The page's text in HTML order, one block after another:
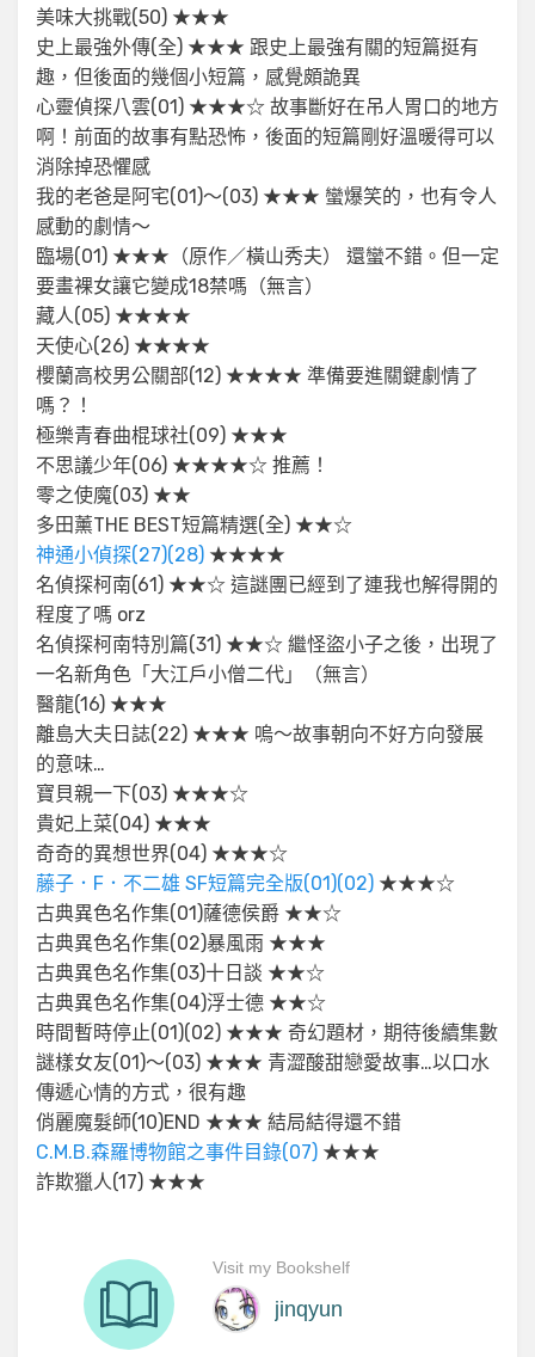
美味大挑戰(50) ★★★
史上最強外傳(全) ★★★ 跟史上最強有關的短篇挺有
趣，但後面的幾個小短篇，感覺頗詭異
心靈偵探八雲(01) ★★★☆ 故事斷好在吊人胃口的地方
啊！前面的故事有點恐怖，後面的短篇剛好溫暖得可以
消除掉恐懼感
我的老爸是阿宅(01)～(03) ★★★ 蠻爆笑的，也有令人
感動的劇情～
臨場(01) ★★★（原作／橫山秀夫） 還蠻不錯。但一定
要畫裸女讓它變成18禁嗎（無言）
藏人(05) ★★★★
天使心(26) ★★★★
櫻蘭高校男公關部(12) ★★★★ 準備要進關鍵劇情了
嗎？！
極樂青春曲棍球社(09) ★★★
不思議少年(06) ★★★★☆ 推薦！
零之使魔(03) ★★
多田薰THE BEST短篇精選(全) ★★☆
神通小偵探(27)(28) ★★★★
名偵探柯南(61) ★★☆ 這謎團已經到了連我也解得開的
程度了嗎 orz
名偵探柯南特別篇(31) ★★☆ 繼怪盜小子之後，出現了
一名新角色「大江戶小僧二代」（無言）
醫龍(16) ★★★
離島大夫日誌(22) ★★★ 嗚～故事朝向不好方向發展
的意味…
寶貝親一下(03) ★★★☆
貴妃上菜(04) ★★★
奇奇的異想世界(04) ★★★☆
藤子．F．不二雄 SF短篇完全版(01)(02) ★★★☆
古典異色名作集(01)薩德侯爵 ★★☆
古典異色名作集(02)暴風雨 ★★★
古典異色名作集(03)十日談 ★★☆
古典異色名作集(04)浮士德 ★★☆
時間暫時停止(01)(02) ★★★ 奇幻題材，期待後續集數
謎樣女友(01)～(03) ★★★ 青澀酸甜戀愛故事…以口水
傳遞心情的方式，很有趣
俏麗魔髮師(10)END ★★★ 結局結得還不錯
C.M.B.森羅博物館之事件目錄(07) ★★★
詐欺獵人(17) ★★★